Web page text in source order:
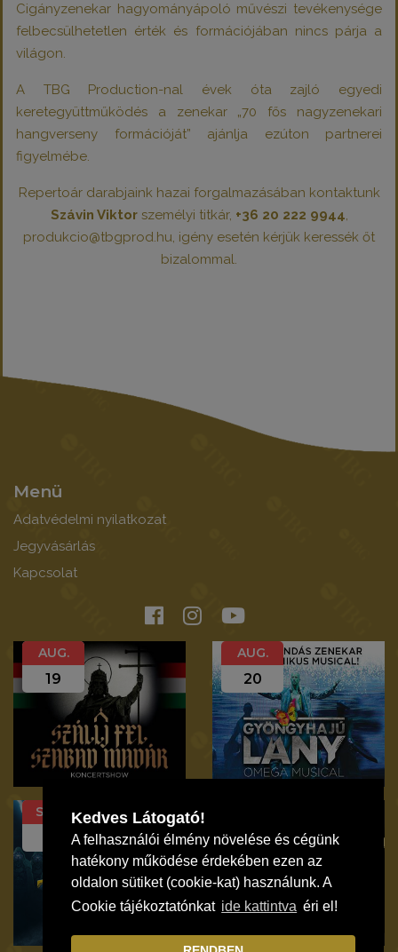
Kedves Látogató!
A felhasználói élmény növelése és cégünk
hatékony működése érdekében ezen az
oldalon sütiket (cookie-kat) használunk. A
Cookie tájékoztatónkat ide kattintva éri el!
Cigányzenekar hagyományápoló művészi tevékenysége
felbecsülhetetlen érték és formációjában nincs párja a
világon.
A TBG Production-nal évek óta zajló egyedi
keretegyüttműködés a zenekar „70 fős nagyzenekari
hangverseny formációját” ajánlja ezúton partnerei
figyelmébe.
Repertoár darabjaink hazai forgalmazásában kontaktunk
Szávin Viktor személyi titkár, +36 20 222 9944,
produkcio@tbgprod.hu, igény esetén kérjük keressék őt
bizalommal.
Menü
Adatvédelmi nyilatkozat
Jegyvásárlás
Kapcsolat
AUG.
19
AUG.
20
SZEP.
19